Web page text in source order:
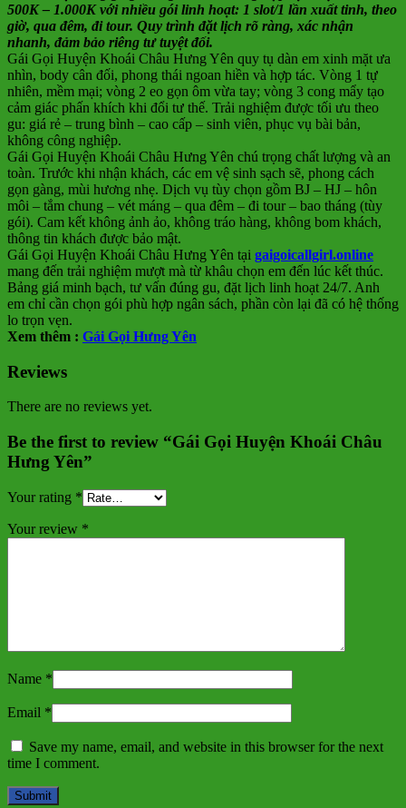
500K – 1.000K với nhiều gói linh hoạt: 1 slot/1 lần xuất tinh, theo
giờ, qua đêm, đi tour. Quy trình đặt lịch rõ ràng, xác nhận
nhanh, đảm bảo riêng tư tuyệt đối.
Gái Gọi Huyện Khoái Châu Hưng Yên quy tụ dàn em xinh mặt ưa
nhìn, body cân đối, phong thái ngoan hiền và hợp tác. Vòng 1 tự
nhiên, mềm mại; vòng 2 eo gọn ôm vừa tay; vòng 3 cong mẩy tạo
cảm giác phấn khích khi đổi tư thế. Trải nghiệm được tối ưu theo
gu: giá rẻ – trung bình – cao cấp – sinh viên, phục vụ bài bản,
không công nghiệp.
Gái Gọi Huyện Khoái Châu Hưng Yên chú trọng chất lượng và an
toàn. Trước khi nhận khách, các em vệ sinh sạch sẽ, phong cách
gọn gàng, mùi hương nhẹ. Dịch vụ tùy chọn gồm BJ – HJ – hôn
môi – tắm chung – vét máng – qua đêm – đi tour – bao tháng (tùy
gói). Cam kết không ảnh ảo, không tráo hàng, không bom khách,
thông tin khách được bảo mật.
Gái Gọi Huyện Khoái Châu Hưng Yên tại gaigoicallgirl.online
mang đến trải nghiệm mượt mà từ khâu chọn em đến lúc kết thúc.
Bảng giá minh bạch, tư vấn đúng gu, đặt lịch linh hoạt 24/7. Anh
em chỉ cần chọn gói phù hợp ngân sách, phần còn lại đã có hệ thống
lo trọn vẹn.
Xem thêm : Gái Gọi Hưng Yên
Reviews
There are no reviews yet.
Be the first to review “Gái Gọi Huyện Khoái Châu
Hưng Yên”
Your rating *
Your review *
Name *
Email *
Save my name, email, and website in this browser for the next
time I comment.